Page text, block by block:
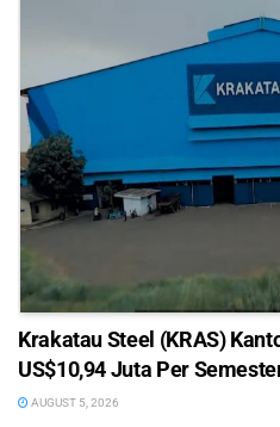
Krakatau Steel (KRAS)
US$10,94 Juta Per
AUGUST 5, 2026